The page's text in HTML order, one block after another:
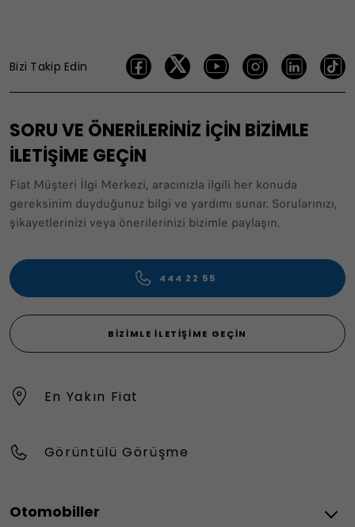
Bizi Takip Edin
SORU VE ÖNERİLERİNİZ İÇİN BİZİMLE
İLETİŞİME GEÇİN
Fiat Müşteri İlgi Merkezi, aracınızla ilgili her konuda
gereksinim duyduğunuz bilgi ve yardımı sunar. Sorularınızı,
şikayetlerinizi veya önerilerinizi bizimle paylaşın.
444 22 55
BIZIMLE İLETIŞIME GEÇIN
En Yakın Fiat
Görüntülü Görüşme
Otomobiller